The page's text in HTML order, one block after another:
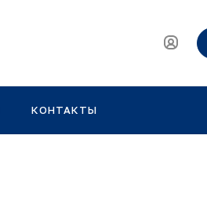
КОНТАКТЫ